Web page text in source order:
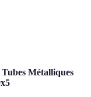
Métalliques